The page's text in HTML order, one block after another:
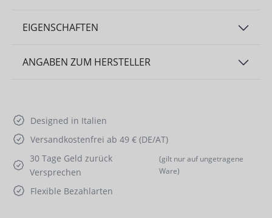
EIGENSCHAFTEN
ANGABEN ZUM HERSTELLER
Designed in Italien
Versandkostenfrei ab 49 € (DE/AT)
30 Tage Geld zurück
Versprechen
(gilt nur auf ungetragene
Ware)
Flexible Bezahlarten